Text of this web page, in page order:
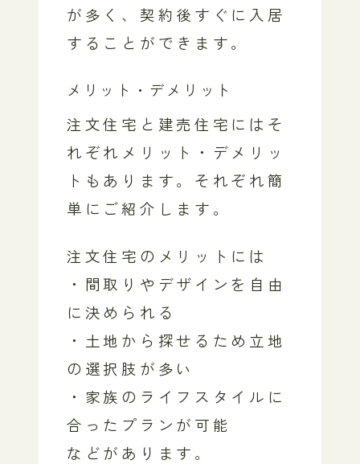
が多く、契約後すぐに入居
することができます。
メリット・デメリット
注文住宅と建売住宅にはそ
れぞれメリット・デメリッ
トもあります。それぞれ簡
単にご紹介します。
注文住宅のメリットには
・間取りやデザインを自由
に決められる
・土地から探せるため立地
の選択肢が多い
・家族のライフスタイルに
合ったプランが可能
などがあります。